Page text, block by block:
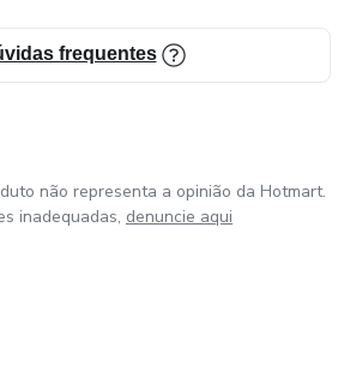
frequentes
não representa a opinião da Hotmart.
inadequadas, denuncie aqui